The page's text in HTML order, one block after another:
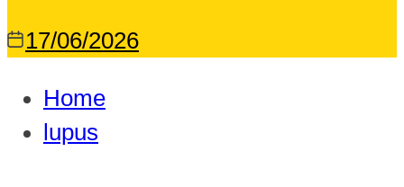
17/06/2026
Home
lupus